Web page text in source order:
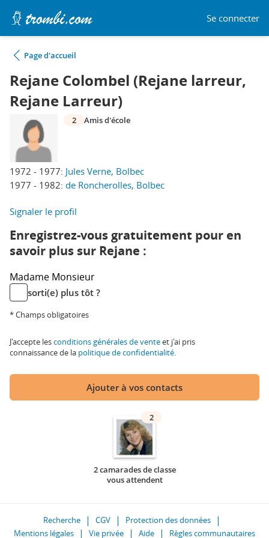
Se connecter
Page d'accueil
Rejane Colombel (Rejane larreur,
Rejane Larreur)
1972 - 1977: Jules Verne, Bolbec
1977 - 1982: de Roncherolles, Bolbec
2 Amis d'école
Signaler le profil
Enregistrez-vous gratuitement pour en
savoir plus sur Rejane :
Madame Monsieur
sorti(e) plus tôt ?
* Champs obligatoires
J'accepte lesconditions générales de venteet j'ai pris
connaissance de la politique de confidentialité.
Ajouter à vos contacts
2
2 camarades de classe
vous attendent
Recherche CGV
Protection des données
Mentions légales
Vie privée Aide Règles communautaires